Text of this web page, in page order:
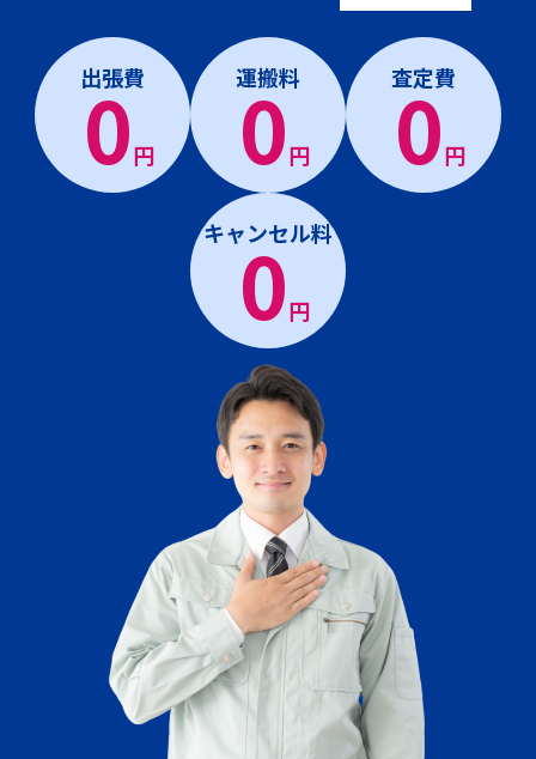
出張費
0円
運搬料
0円
査定費
0円
キャンセル料
0円